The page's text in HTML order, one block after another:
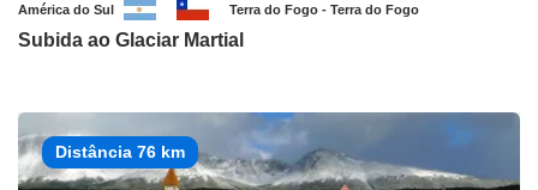
América do Sul Terra do Fogo - Terra do Fogo
Subida ao Glaciar Martial
Distância 76 km